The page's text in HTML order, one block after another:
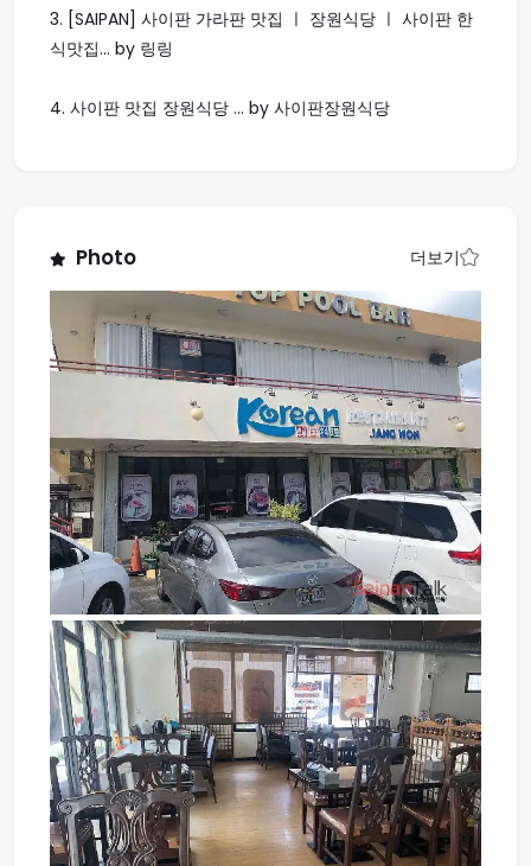
3. [SAIPAN] 사이판 가라판 맛집 ㅣ 장원식당 ㅣ 사이판 한
식맛집... by 링링
4. 사이판 맛집 장원식당 ... by 사이판장원식당
Photo 더보기